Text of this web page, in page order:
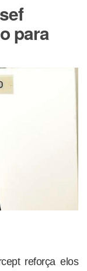
para
reforça elos